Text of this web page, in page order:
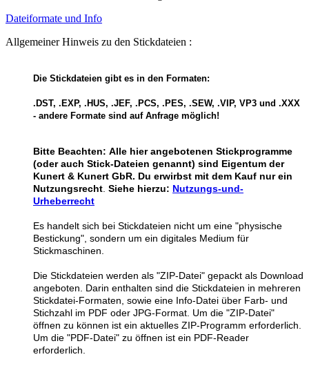
Dateiformate und Info
Allgemeiner Hinweis zu den Stickdateien :
Die Stickdateien gibt es in den Formaten:
.DST, .EXP, .HUS, .JEF, .PCS, .PES, .SEW, .VIP, VP3 und .XXX
- andere Formate sind auf Anfrage möglich!
Bitte Beachten: Alle hier angebotenen Stickprogramme
(oder auch Stick-Dateien genannt) sind Eigentum der
Kunert & Kunert GbR. Du erwirbst mit dem Kauf nur ein
Nutzungsrecht Siehe hierzu: Nutzungs-und-
Urheberrecht
Es handelt sich bei Stickdateien nicht um eine "physische
Bestickung", sondern um ein digitales Medium für
Stickmaschinen.
Die Stickdateien werden als "ZIP-Datei" gepackt als Download
angeboten. Darin enthalten sind die Stickdateien in mehreren
Stickdatei-Formaten, sowie eine Info-Datei über Farb- und
Stichzahl im PDF oder JPG-Format. Um die "ZIP-Datei"
öffnen zu können ist ein aktuelles ZIP-Programm erforderlich.
Um die "PDF-Datei" zu öffnen ist ein PDF-Reader
erforderlich.